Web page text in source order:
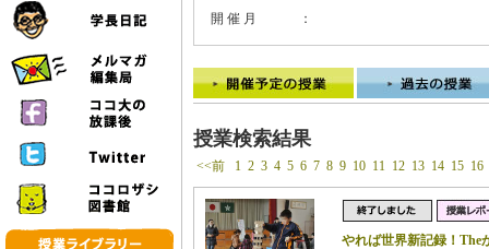
開 催 月
：
授業検索結果
<<前 1 2 3 4 5 6 7 8 9 10 11 12 13 14 15 16
やれば世界新記録！The